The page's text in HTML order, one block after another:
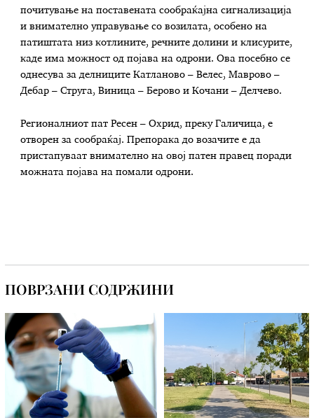
почитување на поставената сообраќајна сигнализација
и внимателно управување со возилата, особено на
патиштата низ котлините, речните долини и клисурите,
каде има можност од појава на одрони. Ова посебно се
однесува за делниците Катланово – Велес, Маврово –
Дебар – Струга, Виница – Берово и Кочани – Делчево.
Регионалниот пат Ресен – Охрид, преку Галичица, е
отворен за сообраќај. Препорака до возачите е да
пристапуваат внимателно на овој патен правец поради
можната појава на помали одрони.
ПОВРЗАНИ СОДРЖИНИ